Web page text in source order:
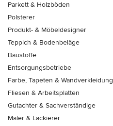
Parkett & Holzböden
Polsterer
Produkt- & Möbeldesigner
Teppich & Bodenbeläge
Baustoffe
Entsorgungsbetriebe
Farbe, Tapeten & Wandverkleidung
Fliesen & Arbeitsplatten
Gutachter & Sachverständige
Maler & Lackierer